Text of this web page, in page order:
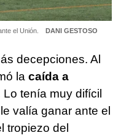
el Unión. DANI GESTOSO
decepciones. Al
la caída a
Lo tenía muy difícil
valía ganar ante el
tropiezo del